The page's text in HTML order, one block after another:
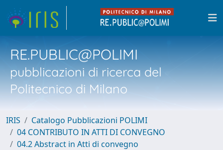
RE.PUBLIC@POLIMI
pubblicazioni di ricerca del
Politecnico di Milano
IRIS
Catalogo Pubblicazioni POLIMI
04 CONTRIBUTO IN ATTI DI CONVEGNO
04.2 Abstract in Atti di convegno